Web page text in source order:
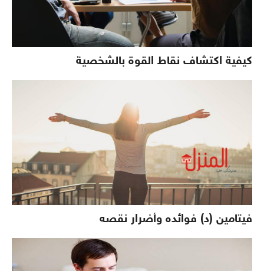
كيفية اكتشاف نقاط القوة بالشخصية
فيتامين (د) فوائده وأضرار نقصه